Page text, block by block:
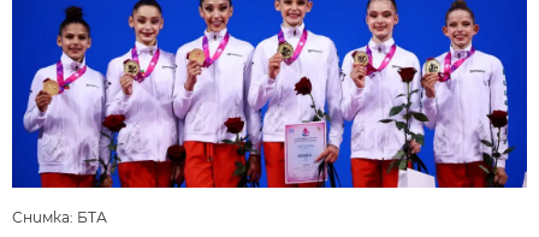
Снимка: БТА